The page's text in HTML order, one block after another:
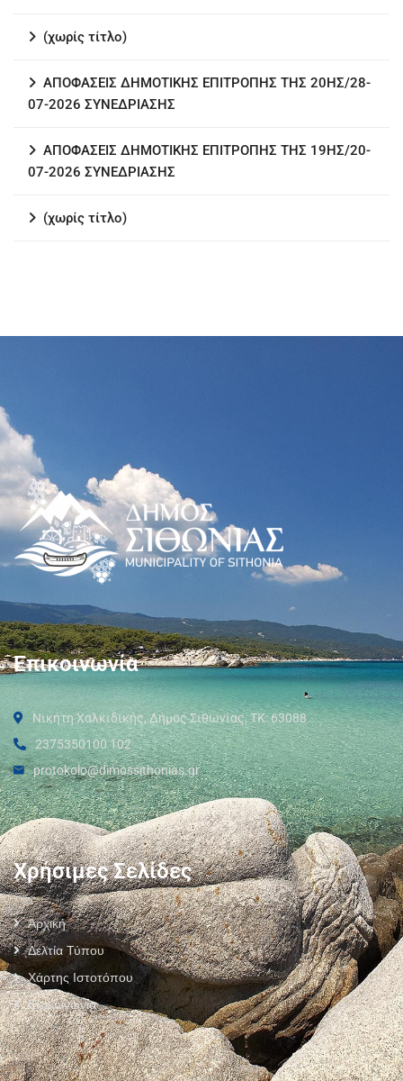
(χωρίς τίτλο)
ΑΠΟΦΑΣΕΙΣ ΔΗΜΟΤΙΚΗΣ ΕΠΙΤΡΟΠΗΣ ΤΗΣ 20ΗΣ/28-
07-2026 ΣΥΝΕΔΡΙΑΣΗΣ
ΑΠΟΦΑΣΕΙΣ ΔΗΜΟΤΙΚΗΣ ΕΠΙΤΡΟΠΗΣ ΤΗΣ 19ΗΣ/20-
07-2026 ΣΥΝΕΔΡΙΑΣΗΣ
(χωρίς τίτλο)
Επικοινωνία
Νικήτη Χαλκιδικής, Δήμος Σιθωνίας, ΤΚ: 63088
2375350100 102
protokolo@dimossithonias.gr
Χρήσιμες Σελίδες
Αρχική
Δελτία Τύπου
Χάρτης Ιστοτόπου
Επικοινωνία